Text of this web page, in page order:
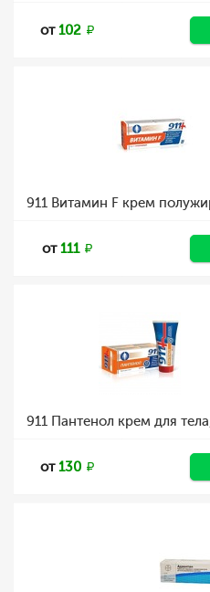
от102
911 Витамин F крем
от111
911 Пантенол крем для
от130